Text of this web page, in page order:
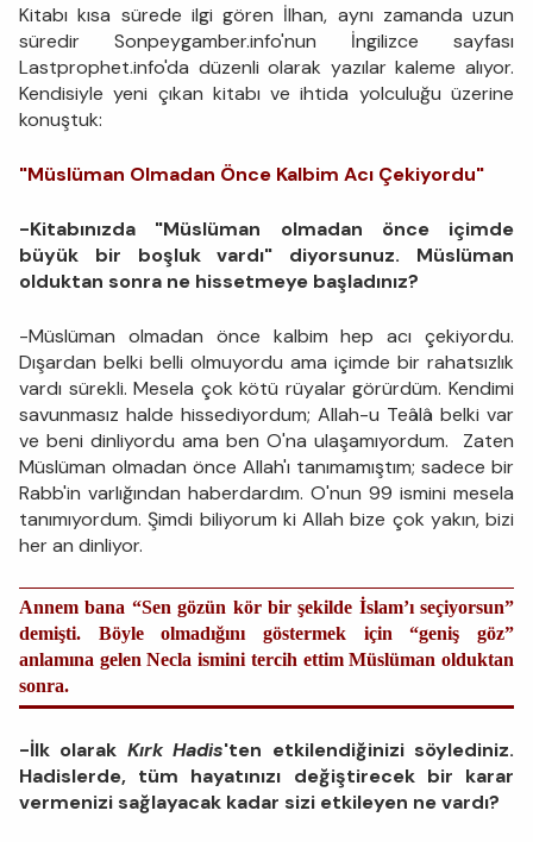
Kitabı kısa sürede ilgi gören İlhan, aynı zamanda uzun
süredir Sonpeygamber.info'nun İngilizce sayfası
Lastprophet.info'da düzenli olarak yazılar kaleme alıyor.
Kendisiyle yeni çıkan kitabı ve ihtida yolculuğu üzerine
konuştuk:
"Müslüman Olmadan Önce Kalbim Acı Çekiyordu"
-Kitabınızda "Müslüman olmadan önce içimde
büyük bir boşluk vardı" diyorsunuz. Müslüman
olduktan sonra ne hissetmeye başladınız?
-Müslüman olmadan önce kalbim hep acı çekiyordu.
Dışardan belki belli olmuyordu ama içimde bir rahatsızlık
vardı sürekli. Mesela çok kötü rüyalar görürdüm. Kendimi
savunmasız halde hissediyordum; Allah-u Teâlâ belki var
ve beni dinliyordu ama ben O'na ulaşamıyordum. Zaten
Müslüman olmadan önce Allah'ı tanımamıştım; sadece bir
Rabb'in varlığından haberdardım. O'nun 99 ismini mesela
tanımıyordum. Şimdi biliyorum ki Allah bize çok yakın, bizi
her an dinliyor.
Annem bana “Sen gözün kör bir şekilde İslam’ı seçiyorsun”
demişti. Böyle olmadığını göstermek için “geniş göz”
anlamına gelen Necla ismini tercih ettim Müslüman olduktan
sonra.
-İlk olarak Kırk Hadis'ten etkilendiğinizi söylediniz.
Hadislerde, tüm hayatınızı değiştirecek bir karar
vermenizi sağlayacak kadar sizi etkileyen ne vardı?